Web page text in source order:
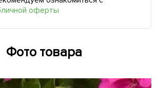
оферты
Фото товара